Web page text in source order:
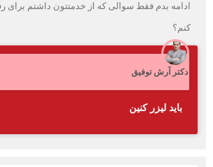
ادامه بدم فقط سوالی که از خدمتتون داشتم برای
کنم؟
دکتر آرش توفیق
باید لیزر کنین